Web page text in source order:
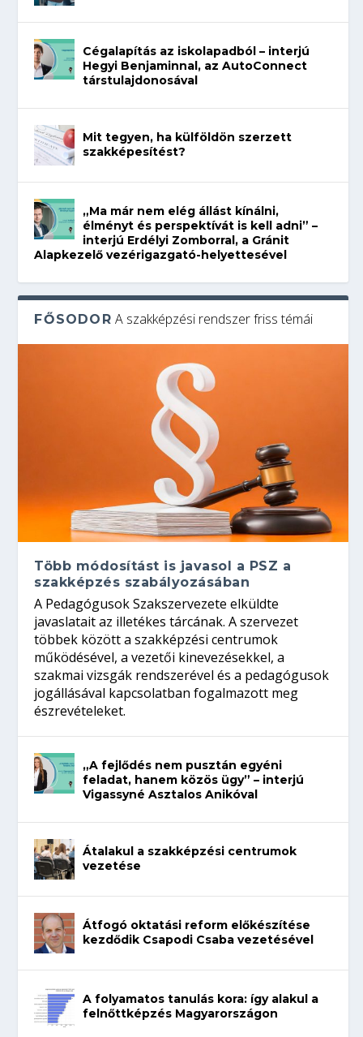
Cégalapítás az iskolapadból – interjú
Hegyi Benjaminnal, az AutoConnect
társtulajdonosával
Mit tegyen, ha külföldön szerzett
szakképesítést?
„Ma már nem elég állást kínálni,
élményt és perspektívát is kell adni” –
interjú Erdélyi Zomborral, a Gránit
Alapkezelő vezérigazgató-helyettesével
FŐSODOR A szakképzési rendszer friss témái
Több módosítást is javasol a PSZ a
szakképzés szabályozásában
A Pedagógusok Szakszervezete elküldte
javaslatait az illetékes tárcának. A szervezet
többek között a szakképzési centrumok
működésével, a vezetői kinevezésekkel, a
szakmai vizsgák rendszerével és a pedagógusok
jogállásával kapcsolatban fogalmazott meg
észrevételeket.
„A fejlődés nem pusztán egyéni
feladat, hanem közös ügy” – interjú
Vigassyné Asztalos Anikóval
Átalakul a szakképzési centrumok
vezetése
Átfogó oktatási reform előkészítése
kezdődik Csapodi Csaba vezetésével
A folyamatos tanulás kora: így alakul a
felnőttképzés Magyarországon